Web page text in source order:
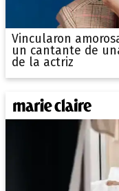
Vincularon
un cantante de
de la actriz